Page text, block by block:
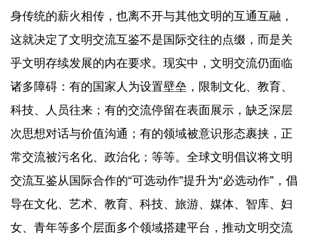
身传统的薪火相传，也离不开与其他文明的互通互融，
这就决定了文明交流互鉴不是国际交往的点缀，而是关
乎文明存续发展的内在要求。现实中，文明交流仍面临
诸多障碍：有的国家人为设置壁垒，限制文化、教育、
科技、人员往来；有的交流停留在表面展示，缺乏深层
次思想对话与价值沟通；有的领域被意识形态裹挟，正
常交流被污名化、政治化；等等。全球文明倡议将文明
交流互鉴从国际合作的“可选动作”提升为“必选动作”，倡
导在文化、艺术、教育、科技、旅游、媒体、智库、妇
女、青年等多个层面多个领域搭建平台，推动文明交流